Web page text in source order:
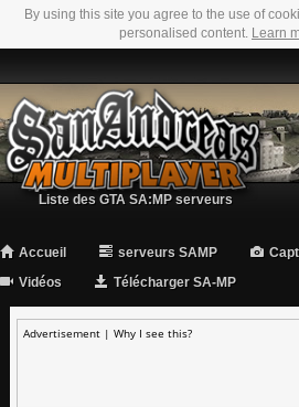
By using this site you agree to the use of
personalised content. Learn
Liste des GTA SA:MP serveurs
Accueil serveurs SAMP
Vidéos
Télécharger SA-MP
Advertisement | Why I see this?